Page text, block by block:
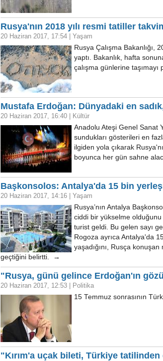
Rusya'nın 2018 yılı resmi tatiller
20 Haziran 2017, 17:54 Yaşam
Rusya Çalışma Bakanlığı,
yaptı. Bakanlık, hafta
çalışma günlerine taşımayı
Mustafa Erdoğan: Dünyadaki en
20 Haziran 2017, 16:40 Kültür
Anadolu Ateşi Genel Sanat
sundukları gösterileri en
ilgiden yola çıkarak
boyunca her gün sahne
Başkonsolos: Antalya'da 15 bin
20 Haziran 2017, 14:16 Yaşam
Rusya’nın Antalya
ciddi bir yükselme olduğunu
turist geldi. Bu gelen sayı
Rogoza ayrıca Antalya'da
yaşadığını, Rusça konuşan
geçtiğini belirtti. →
"Rusya, günü gelince Erdoğan'ın
20 Haziran 2017, 12:53 Politika
15 Temmuz sonrasının
"Kırım'a uçak bileti, Türkiye tatilinden